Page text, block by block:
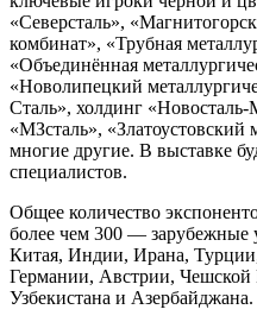
«Северсталь»,
комбинат», «Трубная
«Объединённая
«Новолипецкий
Сталь», холдинг
«МЗсталь», «Златоустовский
многие другие. В выставке
специалистов.
Общее количество
более чем 300 — зарубежные
Китая, Индии, Ирана,
Германии, Австрии, Чешской
Узбекистана и Азербайджана.